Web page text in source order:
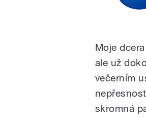
Moje
ale už
večerním
skromná